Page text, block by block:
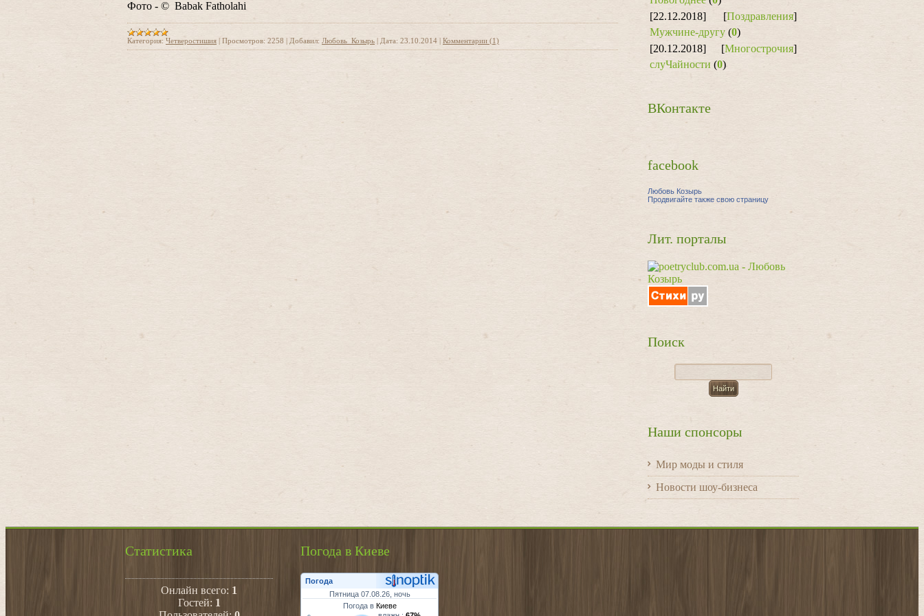
Фото - © Babak Fatholahi
Категория: Четверостишия | Просмотров: 2258 | Добавил: Любовь_Козырь | Дата: 23.10.2014 | Комментарии (1)
[22.12.2018]
[Поздравления]
Мужчине-другу (0)
[20.12.2018]
[Многострочия]
слуЧайности (0)
ВКонтакте
facebook
Любовь Козырь
Продвигайте также свою страницу
Лит. порталы
Поиск
Наши спонсоры
Мир моды и стиля
Новости шоу-бизнеса
Статистика
Онлайн всего: 1
Гостей: 1
Погода в Киеве
Погода
Пятница 07.08.26, ночь
Погода в Киеве